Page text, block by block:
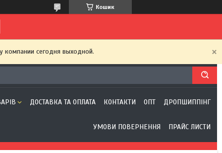
Кошик
компании сегодня выходной.
ДОСТАВКА ТА ОПЛАТА КОНТАКТИ ОПТ ДРОПШИППІНГ
УМОВИ ПОВЕРНЕННЯ ПРАЙС ЛИСТИ